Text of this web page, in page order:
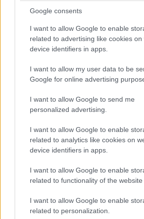
Google consents
I want to allow Google to enable
related to advertising like cookies on
device identifiers in apps.
I want to allow my user data to be
Google for online advertising
I want to allow Google to send me
personalized advertising.
I want to allow Google to enable
related to analytics like cookies on
device identifiers in apps.
I want to allow Google to enable
related to functionality of the website
I want to allow Google to enable
related to personalization.
hagyott a vizes pályán, és az
előtt, amit a finn későbbi
másodpercre csökkentett. Mivel
a pálya, egyikük autóján sem
intermediate gumikat, inkább
már-már slick gumivá kopni.
viszont újra elkezdett esni, ami
nagyon rosszul jött, az ő autóján
kopottabbak voltak az
megelőzte őt, majd faképnél
A zápornak azonban hamarosan